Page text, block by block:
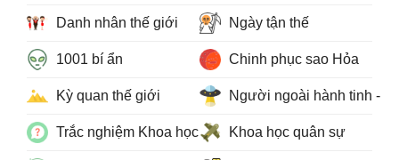
Danh nhân thế giới Ngày tận thế
1001 bí ẩn Chinh phục sao Hỏa
Kỳ quan thế giới Người ngoài hành tinh -
Trắc nghiệm Khoa học Khoa học quân sự